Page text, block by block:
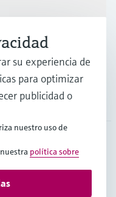
su experiencia de
para optimizar
publicidad o
nuestro uso de
política sobre